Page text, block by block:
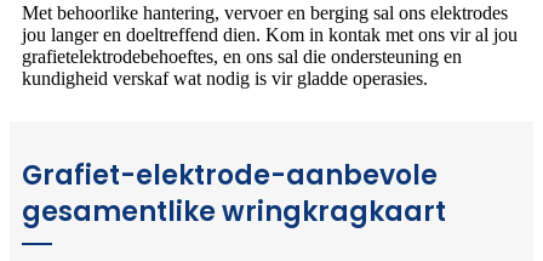
Met behoorlike hantering, vervoer en berging sal ons elektrodes
jou langer en doeltreffend dien. Kom in kontak met ons vir al jou
grafietelektrodebehoeftes, en ons sal die ondersteuning en
kundigheid verskaf wat nodig is vir gladde operasies.
Grafiet-elektrode-aanbevole
gesamentlike wringkragkaart